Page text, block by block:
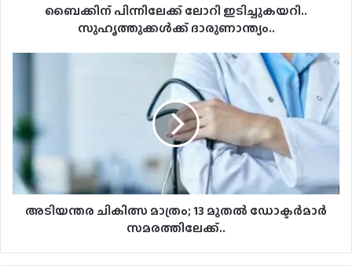
ബൈക്കിന് പിന്നിലേക്ക് ലോറി ഇടിച്ചുകയറി..
സുഹൃത്തുക്കൾക്ക് ദാരുണാന്ത്യം..
മുതല്‍
ഡോക്ടര്‍മാര്‍
സമരത്തിലേക്ക്..
അടിയന്തര ചികിത്സ മാത്രം; 13 മുതല്‍ ഡോക്ടര്‍മാര്‍
സമരത്തിലേക്ക്..